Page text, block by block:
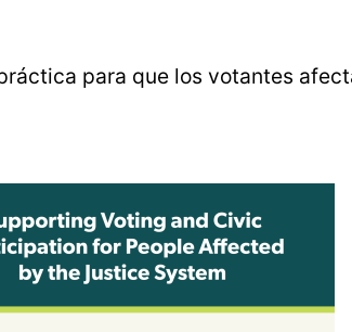
para que los votantes